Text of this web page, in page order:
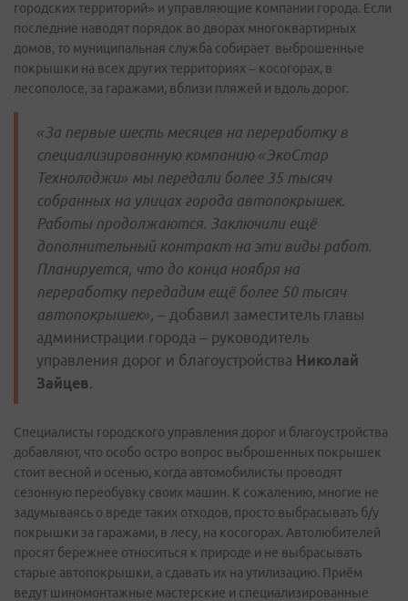
городских территорий» и управляющие компании города. Если
последние наводят порядок во дворах многоквартирных
домов, то муниципальная служба собирает выброшенные
покрышки на всех других территориях – косогорах, в
лесополосе, за гаражами, вблизи пляжей и вдоль дорог.
«За первые шесть месяцев на переработку в
специализированную компанию «ЭкоСтар
Технолоджи» мы передали более 35 тысяч
собранных на улицах города автопокрышек.
Работы продолжаются. Заключили ещё
дополнительный контракт на эти виды работ.
Планируется, что до конца ноября на
переработку передадим ещё более 50 тысяч
автопокрышек», – добавил заместитель главы
администрации города – руководитель
управления дорог и благоустройства Николай
Зайцев.
Специалисты городского управления дорог и благоустройства
добавляют, что особо остро вопрос выброшенных покрышек
стоит весной и осенью, когда автомобилисты проводят
сезонную переобувку своих машин. К сожалению, многие не
задумываясь о вреде таких отходов, просто выбрасывать б/у
покрышки за гаражами, в лесу, на косогорах. Автолюбителей
просят бережнее относиться к природе и не выбрасывать
старые автопокрышки, а сдавать их на утилизацию. Приём
ведут шиномонтажные мастерские и специализированные